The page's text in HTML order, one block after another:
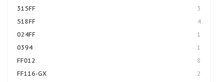
315FF
3
518FF
4
024FF
1
0394
1
FF012
8
FF116-GX
2